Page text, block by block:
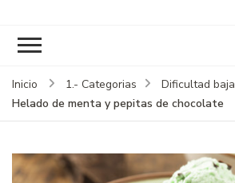
Inicio 1.- Categorias
Dificultad baja
Helado de menta y pepitas de chocolate